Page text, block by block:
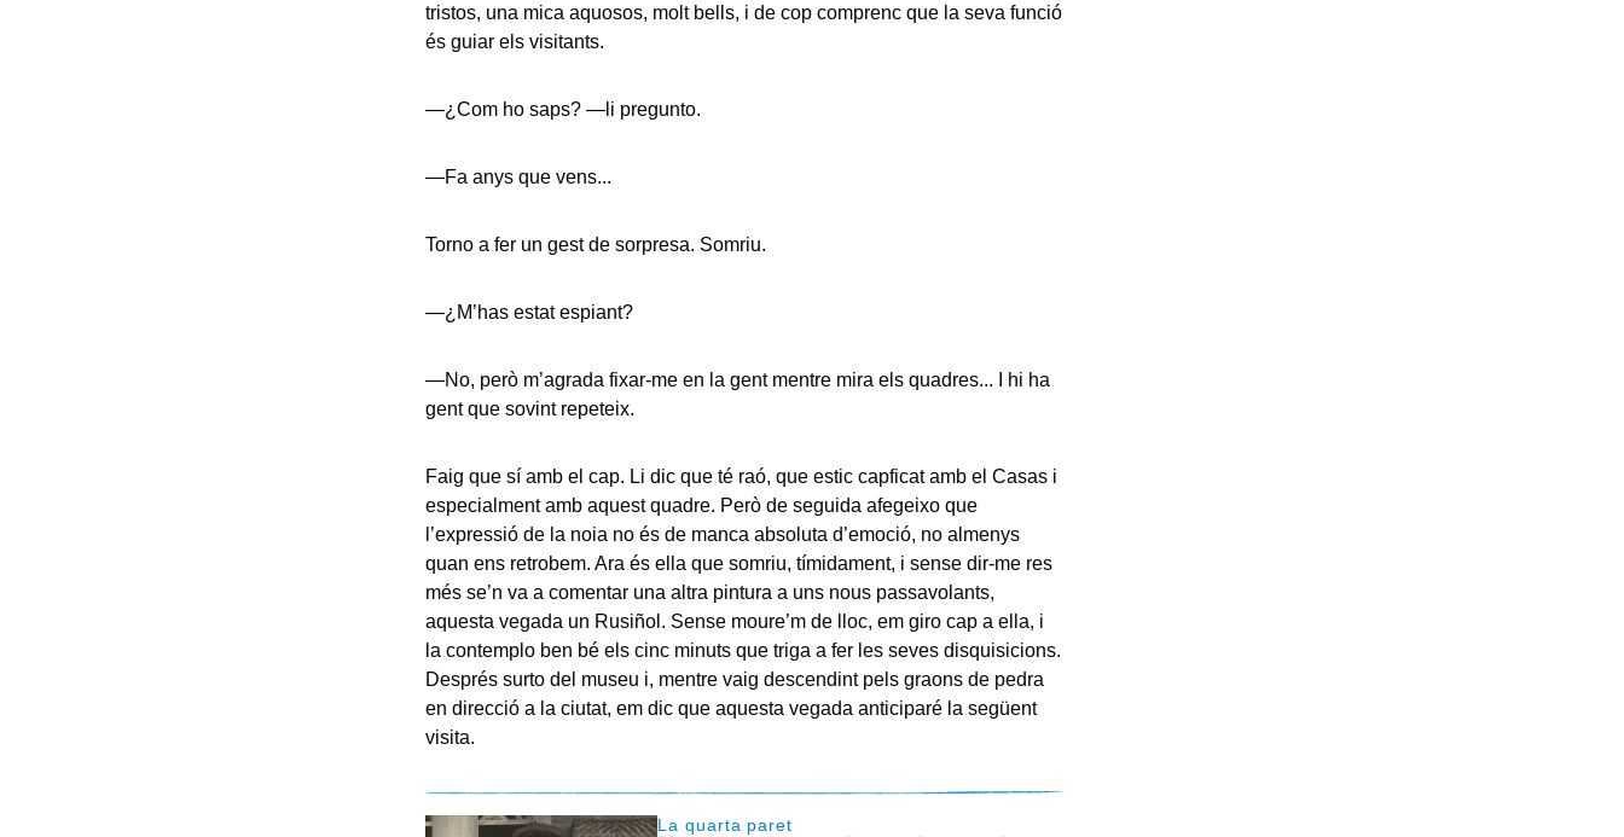
tristos, una mica aquosos, molt bells, i de cop comprenc que la seva funció
és guiar els visitants.
—¿Com ho saps? —li pregunto.
—Fa anys que vens...
Torno a fer un gest de sorpresa. Somriu.
—¿M’has estat espiant?
—No, però m’agrada fixar-me en la gent mentre mira els quadres... I hi ha
gent que sovint repeteix.
Faig que sí amb el cap. Li dic que té raó, que estic capficat amb el Casas i
especialment amb aquest quadre. Però de seguida afegeixo que
l’expressió de la noia no és de manca absoluta d’emoció, no almenys
quan ens retrobem. Ara és ella que somriu, tímidament, i sense dir-me res
més se’n va a comentar una altra pintura a uns nous passavolants,
aquesta vegada un Rusiñol. Sense moure’m de lloc, em giro cap a ella, i
la contemplo ben bé els cinc minuts que triga a fer les seves disquisicions.
Després surto del museu i, mentre vaig descendint pels graons de pedra
en direcció a la ciutat, em dic que aquesta vegada anticiparé la següent
visita.
La quarta paret